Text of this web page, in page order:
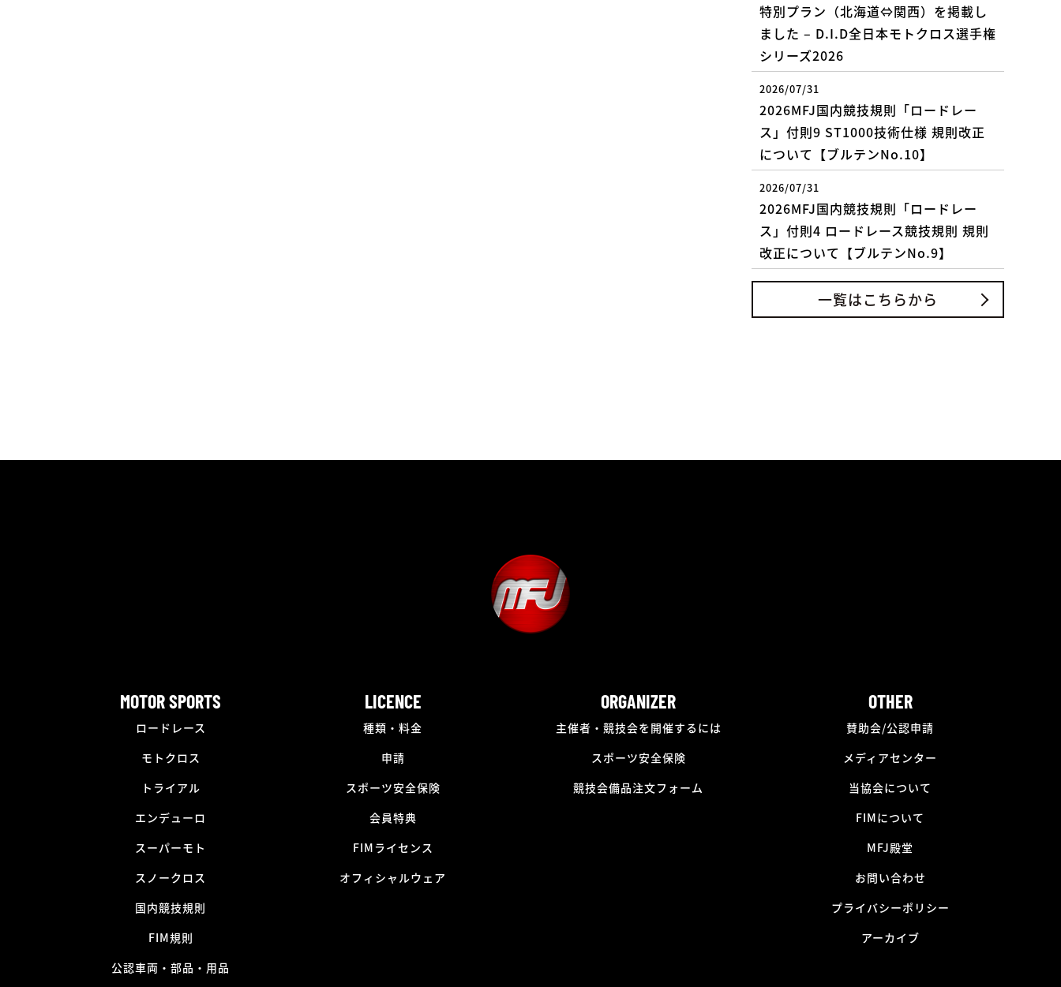
特別プラン（北海道⇔関西）を掲載し
ました – D.I.D全日本モトクロス選手権
シリーズ2026
2026/07/31
2026MFJ国内競技規則「ロードレー
ス」付則9 ST1000技術仕様 規則改正
について【ブルテンNo.10】
2026/07/31
2026MFJ国内競技規則「ロードレー
ス」付則4 ロードレース競技規則 規則
改正について【ブルテンNo.9】
一覧はこちらから
MOTOR SPORTS
ロードレース
モトクロス
トライアル
エンデューロ
スーパーモト
スノークロス
国内競技規則
FIM規則
公認車両・部品・用品
LICENCE
種類・料金
申請
スポーツ安全保険
会員特典
FIMライセンス
オフィシャルウェア
ORGANIZER
主催者・競技会を開催するには
スポーツ安全保険
競技会備品注文フォーム
OTHER
賛助会/公認申請
メディアセンター
当協会について
FIMについて
MFJ殿堂
お問い合わせ
プライバシーポリシー
アーカイブ